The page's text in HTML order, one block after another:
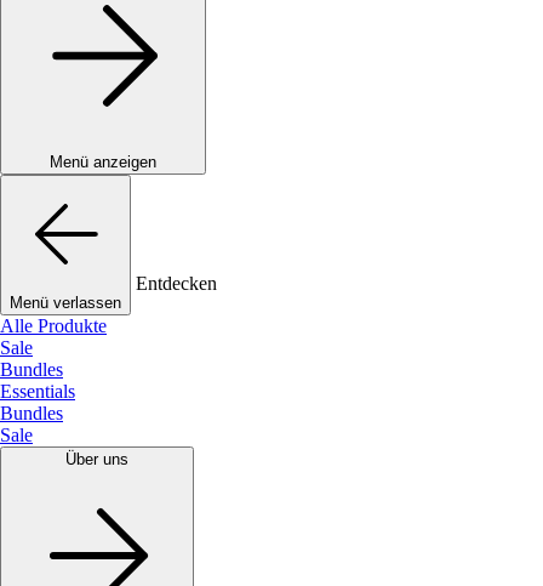
Menü anzeigen
Menü verlassen
Entdecken
Alle Produkte
Sale
Bundles
Essentials
Bundles
Sale
Über uns